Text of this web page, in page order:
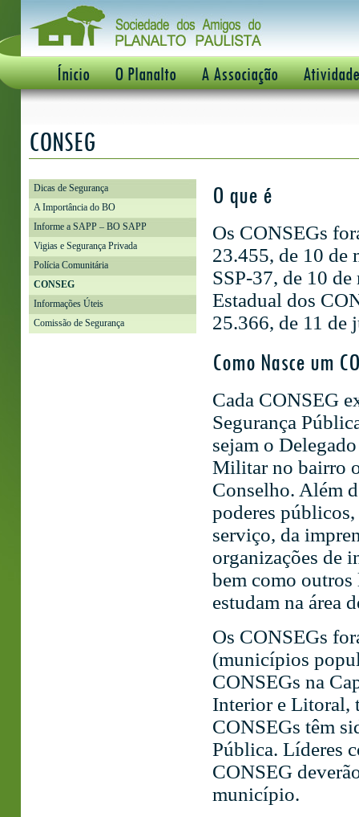
Ínicio O Planalto A Associação
CONSEG
Dicas de Segurança
A Importância do BO
Informe a SAPP – BO SAPP
Vigias e Segurança Privada
Polícia Comunitária
CONSEG
Informações Úteis
Comissão de Segurança
O que é
Os CONSEGs
23.455, de 10 de
SSP-37, de 10
Estadual dos
25.366, de 11 de
Como Nasce um
Cada CONSEG
Segurança
sejam o
Militar no bairro
Conselho. Além
poderes públicos,
serviço, da
organizações de
bem como
estudam na área
Os CONSEGs
(municípios
CONSEGs na
Interior e Litoral,
CONSEGs têm
Pública. Líderes
CONSEG
município.